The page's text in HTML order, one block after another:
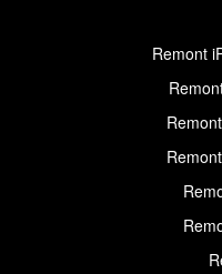
Remont